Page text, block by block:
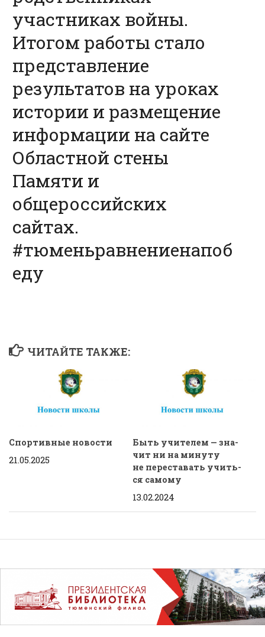
участниках войны.
Итогом работы стало
представление
результатов на уроках
истории и размещение
информации на сайте
Областной стены
Памяти и
общероссийских
сайтах.
#тюменьравнениенапоб
еду
ЧИТАЙТЕ ТАКЖЕ:
Спортивные новости
21.05.2025
Быть учи­те­лем — зна­
чит ни на ми­ну­ту
не пе­ре­ста­вать учить­
ся са­мо­му
13.02.2024